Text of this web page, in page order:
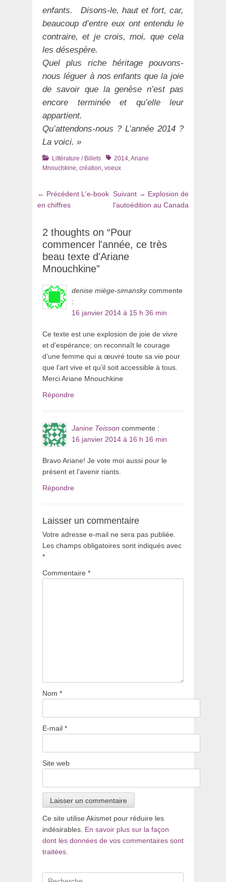
enfants.
Disons-le, haut et fort, car,
beaucoup d’entre eux ont entendu le
contraire, et je crois, moi, que cela
les désespère.
Quel plus riche héritage pouvons-
nous léguer à nos enfants que la joie
de savoir que la genèse n’est pas
encore terminée et qu’elle leur
appartient.
Qu’attendons-nous ? L’année 2014 ?
La voici. »
Catégories
Littérature / Billets Tags2014,Ariane
Mnouchkine, création, voeux
Navigation
de
← Précédent Article
L'e-book
en chiffres
Suivant → Article
suivant
Explosion de
l'autoédition au Canada
2 thoughts on “Pour
commencer l'année, ce très
beau texte d'Ariane
Mnouchkine”
denise miège-simansky commente
:
16 janvier 2014 à 15 h 36 min
Ce texte est une explosion de joie de vivre
et d’espérance; on reconnaît le courage
d’une femme qui a œuvré toute sa vie pour
que l’art vive et qu’il soit accessible à tous.
Merci Ariane Mnouchkine
Répondre
Janine Teisson commente :
16 janvier 2014 à 16 h 16 min
Bravo Ariane! Je vote moi aussi pour le
présent et l’avenir riants.
Répondre
Laisser un commentaire
Votre adresse e-mail ne sera pas publiée.
Les champs obligatoires sont indiqués avec
*
Commentaire *
Nom *
E-mail *
Site web
Ce site utilise Akismet pour réduire les
indésirables. En savoir plus sur la façon
dont les données de vos commentaires sont
traitées
Recherche